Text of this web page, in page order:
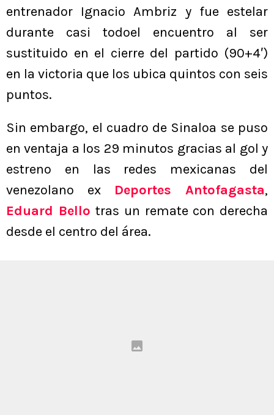
entrenador Ignacio Ambriz y fue estelar
durante casi todoel encuentro al ser
sustituido en el cierre del partido (90+4′)
en la victoria que los ubica quintos con seis
puntos.
Sin embargo, el cuadro de Sinaloa se puso
en ventaja a los 29 minutos gracias al gol y
estreno en las redes mexicanas del
venezolano ex Deportes Antofagasta,
Eduard Bellotras un remate con derecha
desde el centro del área.